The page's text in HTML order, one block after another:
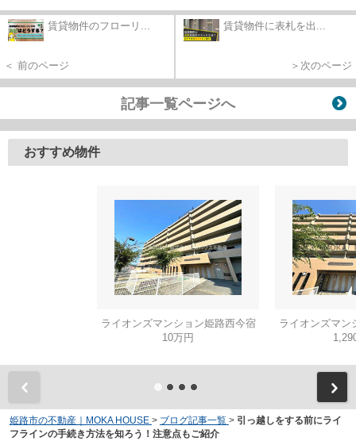
賃貸物件のフローリ...
＜ 前のページ
賃貸物件に表札を出...
＞次のページ
記事一覧ページへ
おすすめ物件
ライオンズマンション姫路西今宿
10万円
ライオンズマン
姫路市の不動産｜MOKA HOUSE > ブログ記事一覧 > 引っ越しをする前にライ
フラインの手続き方法を知ろう！注意点もご紹介